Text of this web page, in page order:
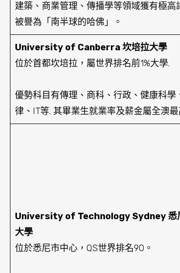
建築、商業管理、傳播學等領域獲有極高
被譽為「南半球的哈佛」。
University of Canberra 坎培拉大學
位於首都坎培拉，屬世界排名前1%大學.
優勢科目有傳理、商科、行政、健康科學
律、IT等. 其畢業生就業率及薪金屬全澳最
University of Technology Sydney 悉
大學
位於悉尼市中心，QS世界排名90。